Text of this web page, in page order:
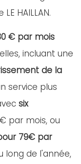
HAILLAN.
€ par mois
incluant une
de la
service plus
six
par mois, ou
79€ par
long de l'année,